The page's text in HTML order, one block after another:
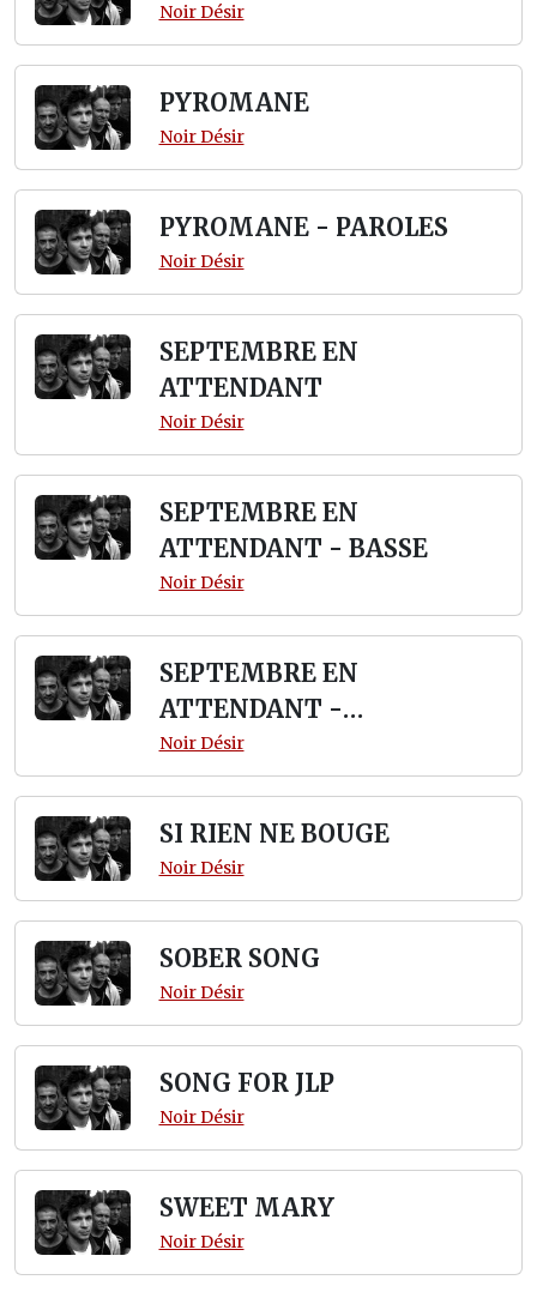
Noir Désir
PYROMANE
Noir Désir
PYROMANE - PAROLES
Noir Désir
SEPTEMBRE EN
ATTENDANT
Noir Désir
SEPTEMBRE EN
ATTENDANT - BASSE
Noir Désir
SEPTEMBRE EN
ATTENDANT -
TABLATURE
Noir Désir
SI RIEN NE BOUGE
Noir Désir
SOBER SONG
Noir Désir
SONG FOR JLP
Noir Désir
SWEET MARY
Noir Désir